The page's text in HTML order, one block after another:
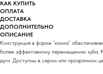
КАК КУПИТЬ
ОПЛАТА
ДОСТАВКА
ДОПОЛНИТЕЛЬНО
ОПИСАНИЕ
Конструкция в форме “клина”
более эффективному перемещению зуба.
дуги. Доступны в сером или прозрачном